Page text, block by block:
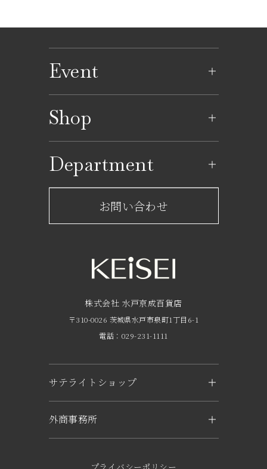
Event
イベントカレンダー
Shop
レストラン一覧
ショップからのお知らせ
フロアガイド
Department
サービスのご案内
京成友の会
京成ポイントカードについて
企業概要
求人情報
お問い合わせ
株式会社 水戸京成百貨店
〒310-0026 茨城県水戸市泉町1丁目6-1
電話：029-231-1111
サテライトショップ
KEiSEI ＆ owl（つくば）
電話：029-897-3321
外商事務所
〒310-0063 茨城県水戸市五軒町2-1-37